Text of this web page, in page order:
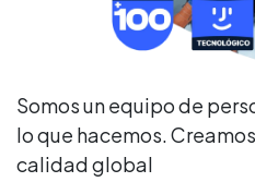
Somos un equipo de
lo que hacemos.
calidad global